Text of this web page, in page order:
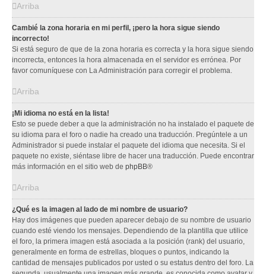
Arriba
Cambié la zona horaria en mi perfil, ¡pero la hora sigue siendo
incorrecto!
Si está seguro de que de la zona horaria es correcta y la hora sigue siendo
incorrecta, entonces la hora almacenada en el servidor es errónea. Por
favor comuníquese con La Administración para corregir el problema.
Arriba
¡Mi idioma no está en la lista!
Esto se puede deber a que la administración no ha instalado el paquete de
su idioma para el foro o nadie ha creado una traducción. Pregúntele a un
Administrador si puede instalar el paquete del idioma que necesita. Si el
paquete no existe, siéntase libre de hacer una traducción. Puede encontrar
más información en el sitio web de phpBB®
Arriba
¿Qué es la imagen al lado de mi nombre de usuario?
Hay dos imágenes que pueden aparecer debajo de su nombre de usuario
cuando esté viendo los mensajes. Dependiendo de la plantilla que utilice
el foro, la primera imagen está asociada a la posición (rank) del usuario,
generalmente en forma de estrellas, bloques o puntos, indicando la
cantidad de mensajes publicados por usted o su estatus dentro del foro. La